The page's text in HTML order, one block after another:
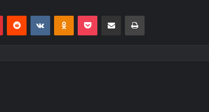
PinterestReddit VKontakteOdnoklassniki
Pocket E-Posta ile paylaş Yazdır